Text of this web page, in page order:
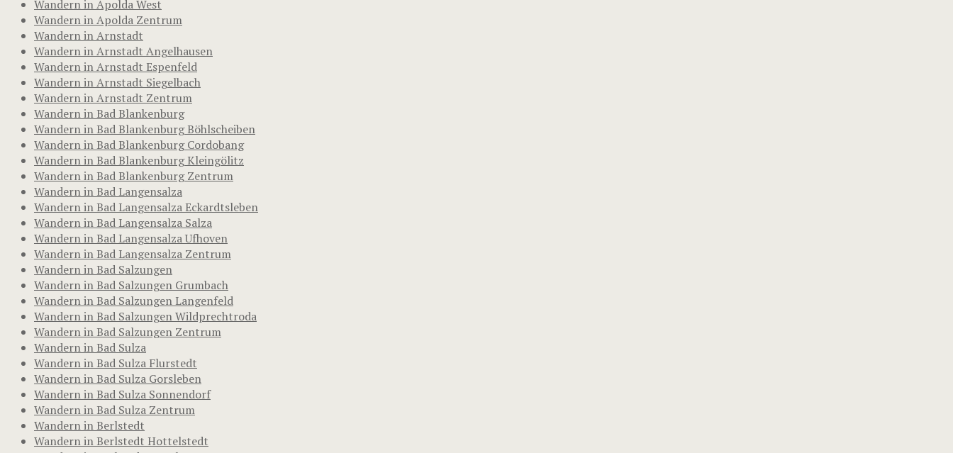
Wandern in Apolda West
Wandern in Apolda Zentrum
Wandern in Arnstadt
Wandern in Arnstadt Angelhausen
Wandern in Arnstadt Espenfeld
Wandern in Arnstadt Siegelbach
Wandern in Arnstadt Zentrum
Wandern in Bad Blankenburg
Wandern in Bad Blankenburg Böhlscheiben
Wandern in Bad Blankenburg Cordobang
Wandern in Bad Blankenburg Kleingölitz
Wandern in Bad Blankenburg Zentrum
Wandern in Bad Langensalza
Wandern in Bad Langensalza Eckardtsleben
Wandern in Bad Langensalza Salza
Wandern in Bad Langensalza Ufhoven
Wandern in Bad Langensalza Zentrum
Wandern in Bad Salzungen
Wandern in Bad Salzungen Grumbach
Wandern in Bad Salzungen Langenfeld
Wandern in Bad Salzungen Wildprechtroda
Wandern in Bad Salzungen Zentrum
Wandern in Bad Sulza
Wandern in Bad Sulza Flurstedt
Wandern in Bad Sulza Gorsleben
Wandern in Bad Sulza Sonnendorf
Wandern in Bad Sulza Zentrum
Wandern in Berlstedt
Wandern in Berlstedt Hottelstedt